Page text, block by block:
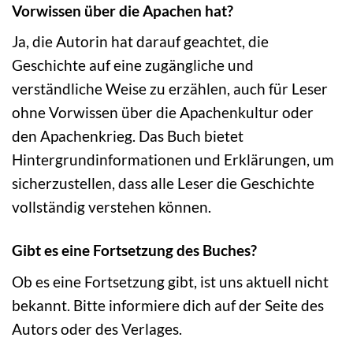
Vorwissen über die Apachen hat?
Ja, die Autorin hat darauf geachtet, die
Geschichte auf eine zugängliche und
verständliche Weise zu erzählen, auch für Leser
ohne Vorwissen über die Apachenkultur oder
den Apachenkrieg. Das Buch bietet
Hintergrundinformationen und Erklärungen, um
sicherzustellen, dass alle Leser die Geschichte
vollständig verstehen können.
Gibt es eine Fortsetzung des Buches?
Ob es eine Fortsetzung gibt, ist uns aktuell nicht
bekannt. Bitte informiere dich auf der Seite des
Autors oder des Verlages.